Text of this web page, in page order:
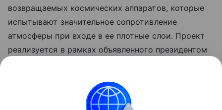
возвращаемых космических аппаратов, которые
испытывают значительное сопротивление
атмосферы при входе в ее плотные слои. Проект
реализуется в рамках объявленного президентом